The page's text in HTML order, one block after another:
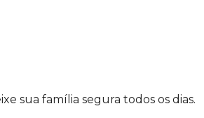
sua família segura todos os dias.